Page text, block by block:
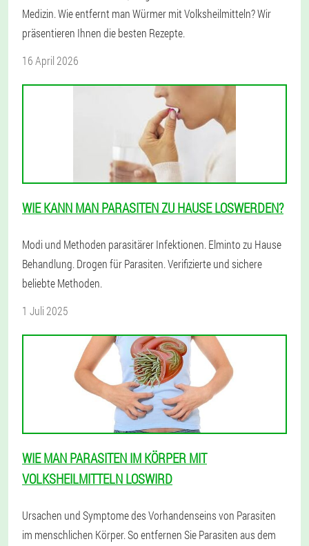
Medizin. Wie entfernt man Würmer mit Volksheilmitteln? Wir
präsentieren Ihnen die besten Rezepte.
16 April 2026
WIE KANN MAN PARASITEN ZU HAUSE LOSWERDEN?
Modi und Methoden parasitärer Infektionen. Elminto zu Hause
Behandlung. Drogen für Parasiten. Verifizierte und sichere
beliebte Methoden.
1 Juli 2025
WIE MAN PARASITEN IM KÖRPER MIT
VOLKSHEILMITTELN LOSWIRD
Ursachen und Symptome des Vorhandenseins von Parasiten
im menschlichen Körper. So entfernen Sie Parasiten aus dem